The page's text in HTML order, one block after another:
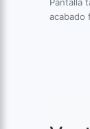
Pantalla
acabado